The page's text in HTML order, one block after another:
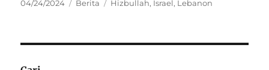
Posted
04/24/2024 Categories
Berita Tags
Hizbullah, Israel, Lebanon